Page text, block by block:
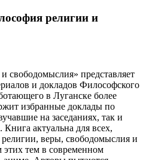
религии и
свободомыслия» представляет
и докладов Философского
в Луганске более
избранные доклады по
на заседаниях, так и
актуальна для всех,
религии, веры, свободомыслия и
этих тем в современном